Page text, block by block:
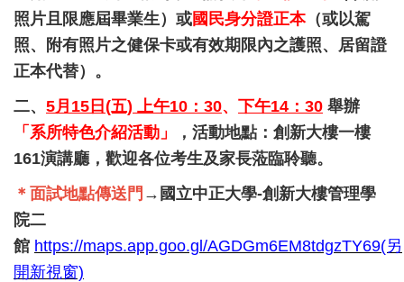
照片且限應屆畢業生）或國民身分證正本（或以駕
照、附有照片之健保卡或有效期限內之護照、居留證
正本代替）。
二、 5月15日(五) 上午10：30、 下午14：30 舉辦
「系所特色介紹活動」
，活動地點：創新大樓一樓
161演講廳，歡迎各位考生及家長蒞臨聆聽。
＊面試地點傳送門 → 國立中正大學-創新大樓管理學
院二
館 https://maps.app.goo.gl/AGDGm6EM8tdgzTY69(另
開新視窗)